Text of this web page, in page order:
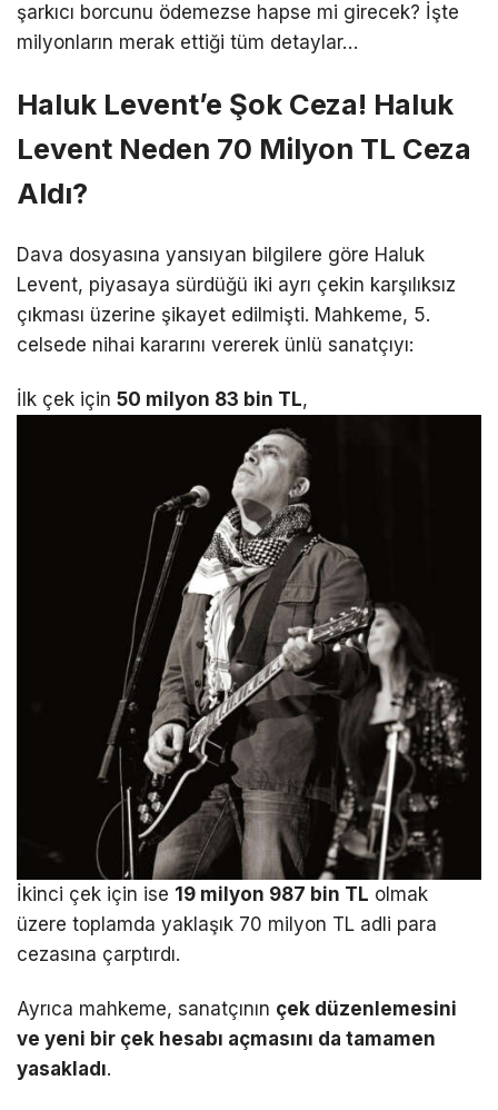
şarkıcı borcunu ödemezse hapse mi girecek? İşte
milyonların merak ettiği tüm detaylar…
Haluk Levent’e Şok Ceza! Haluk
Levent Neden 70 Milyon TL Ceza
Aldı?
Dava dosyasına yansıyan bilgilere göre Haluk
Levent, piyasaya sürdüğü iki ayrı çekin karşılıksız
çıkması üzerine şikayet edilmişti. Mahkeme, 5.
celsede nihai kararını vererek ünlü sanatçıyı:
İlk çek için 50 milyon 83 bin TL,
İkinci çek için ise 19 milyon 987 bin TL olmak
üzere toplamda yaklaşık 70 milyon TL adli para
cezasına çarptırdı.
Ayrıca mahkeme, sanatçının çek düzenlemesini
ve yeni bir çek hesabı açmasını da tamamen
yasakladı.